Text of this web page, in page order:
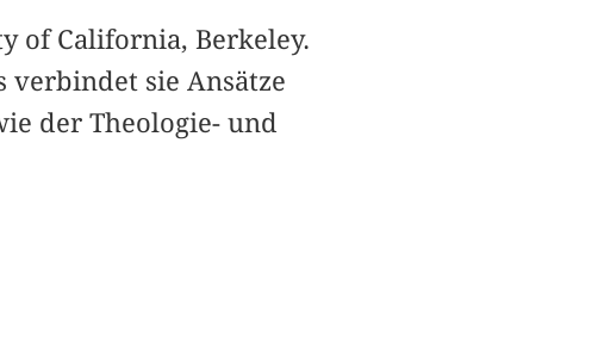
of California, Berkeley.
verbindet sie Ansätze
der Theologie- und